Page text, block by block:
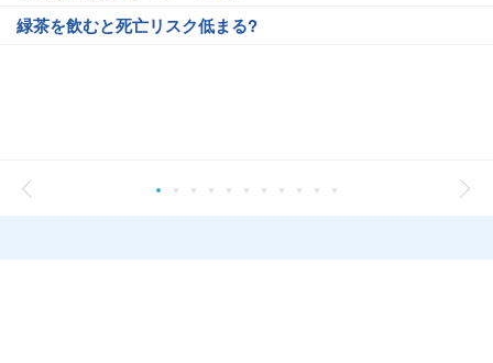
緑茶を飲むと死亡リスク低まる?